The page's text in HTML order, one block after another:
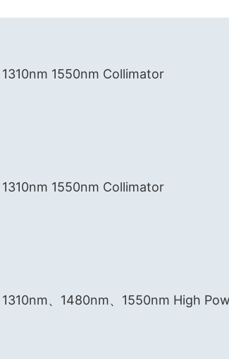
1310nm 1550nm Collimator
1310nm 1550nm Collimator
1310nm、1480nm、1550nm High